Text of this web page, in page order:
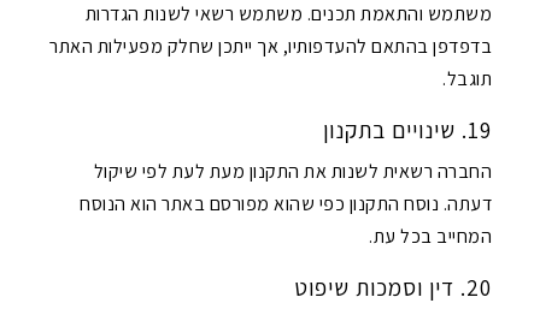
משתמש והתאמת תכנים. משתמש רשאי לשנות הגדרות
בדפדפן בהתאם להעדפותיו, אך ייתכן שחלק מפעילות האתר
תוגבל.
19. שינויים בתקנון
החברה רשאית לשנות את התקנון מעת לעת לפי שיקול
דעתה. נוסח התקנון כפי שהוא מפורסם באתר הוא הנוסח
המחייב בכל עת.
20. דין וסמכות שיפוט